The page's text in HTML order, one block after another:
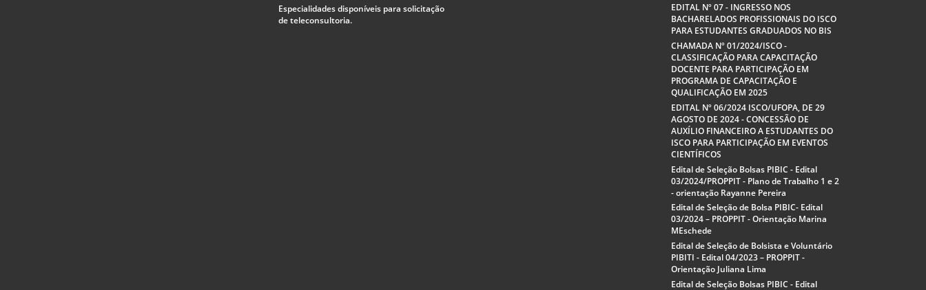
Especialidades disponíveis para solicitação
de teleconsultoria.
EDITAL Nº 07 - INGRESSO NOS
BACHARELADOS PROFISSIONAIS DO ISCO
PARA ESTUDANTES GRADUADOS NO BIS
CHAMADA Nº 01/2024/ISCO -
CLASSIFICAÇÃO PARA CAPACITAÇÃO
DOCENTE PARA PARTICIPAÇÃO EM
PROGRAMA DE CAPACITAÇÃO E
QUALIFICAÇÃO EM 2025
EDITAL Nº 06/2024 ISCO/UFOPA, DE 29
AGOSTO DE 2024 - CONCESSÃO DE
AUXÍLIO FINANCEIRO A ESTUDANTES DO
ISCO PARA PARTICIPAÇÃO EM EVENTOS
CIENTÍFICOS
Edital de Seleção Bolsas PIBIC - Edital
03/2024/PROPPIT - Plano de Trabalho 1 e 2
- orientação Rayanne Pereira
Edital de Seleção de Bolsa PIBIC- Edital
03/2024 – PROPPIT - Orientação Marina
MEschede
Edital de Seleção de Bolsista e Voluntário
PIBITI - Edital 04/2023 – PROPPIT -
Orientação Juliana Lima
Edital de Seleção Bolsas PIBIC - Edital